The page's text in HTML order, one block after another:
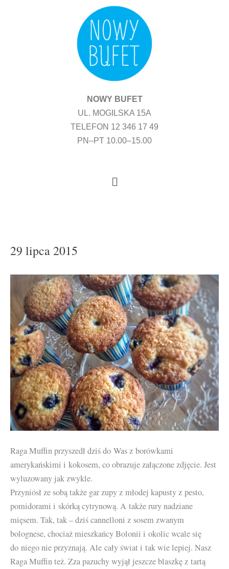
NOWY BUFET
UL. MOGILSKA 15A
TELEFON 12 346 17 49
PN–PT 10.00–15.00
Menu
29 lipca 2015
Raga Muffin przyszedł dziś do Was z borówkami
amerykańskimi i kokosem, co obrazuje załączone zdjęcie. Jest
wyluzowany jak zwykle.
Przyniósł ze sobą także gar zupy z młodej kapusty z pesto,
pomidorami i skórką cytrynową. A także rury nadziane
mięsem. Tak, tak – dziś cannelloni z sosem zwanym
bolognese, chociaż mieszkańcy Bolonii i okolic wcale się
do niego nie przyznają. Ale cały świat i tak wie lepiej. Nasz
Raga Muffin też. Zza pazuchy wyjął jeszcze blaszkę z tartą